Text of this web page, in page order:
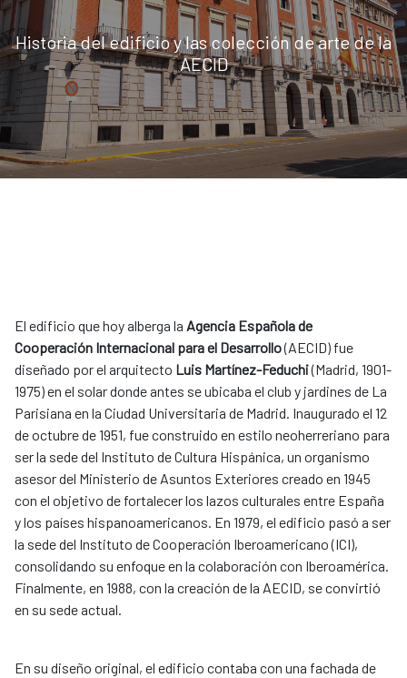
Historia del edificio y las colección de arte de la
AECID
El edificio que hoy alberga la Agencia Española de
Cooperación Internacional para el Desarrollo(AECID) fue
diseñado por el arquitecto Luis Martínez-Feduchi(Madrid, 1901-
1975) en el solar donde antes se ubicaba el club y jardines de La
Parisiana en la Ciudad Universitaria de Madrid. Inaugurado el 12
de octubre de 1951, fue construido en estilo neoherreriano para
ser la sede del Instituto de Cultura Hispánica, un organismo
asesor del Ministerio de Asuntos Exteriores creado en 1945
con el objetivo de fortalecer los lazos culturales entre España
y los países hispanoamericanos. En 1979, el edificio pasó a ser
la sede del Instituto de Cooperación Iberoamericano (ICI),
consolidando su enfoque en la colaboración con Iberoamérica.
Finalmente, en 1988, con la creación de la AECID, se convirtió
en su sede actual.
En su diseño original, el edificio contaba con una fachada de